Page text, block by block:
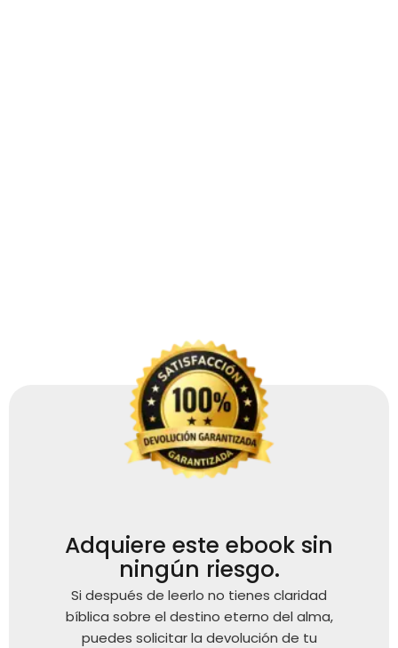
Adquiere este ebook sin
ningún riesgo.
Si después de leerlo no tienes claridad
bíblica sobre el destino eterno del alma,
puedes solicitar la devolución de tu